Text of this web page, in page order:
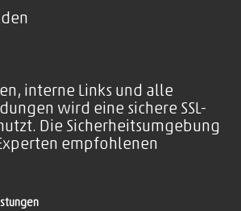
interne Links und alle
wird eine sichere SSL-
Die Sicherheitsumgebung
empfohlenen